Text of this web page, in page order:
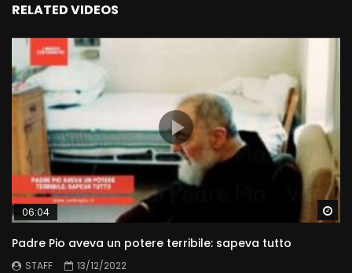
RELATED VIDEOS
06:04
Padre Pio aveva un potere terribile: sapeva tutto
STAFF
13/12/2022